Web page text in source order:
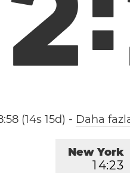
(14s 15d) - Daha
New York
1 4:23